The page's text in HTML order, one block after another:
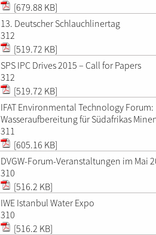
[679.88 KB]
13. Deutscher Schlauchlinertag
312
[519.72 KB]
SPS IPC Drives 2015 – Call for Papers
312
[519.72 KB]
IFAT Environmental Technology Forum:
Wasseraufbereitung für Südafrikas
311
[605.16 KB]
DVGW-Forum-Veranstaltungen im Mai
310
[516.2 KB]
IWE Istanbul Water Expo
310
[516.2 KB]